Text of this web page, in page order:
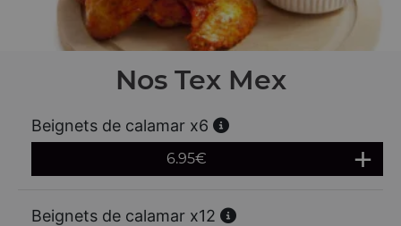
Nos Tex Mex
Beignets de calamar x6
6.95€
Beignets de calamar x12